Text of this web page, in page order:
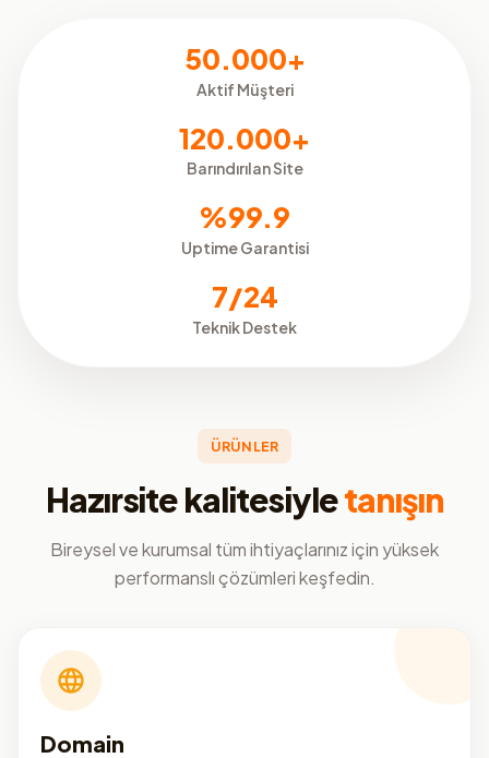
50.000+
Aktif Müşteri
120.000+
Barındırılan Site
%99.9
Uptime Garantisi
7/24
Teknik Destek
ÜRÜNLER
Hazırsite kalitesiyletanışın
Bireysel ve kurumsal tüm ihtiyaçlarınız için yüksek
performanslı çözümleri keşfedin.
Domain